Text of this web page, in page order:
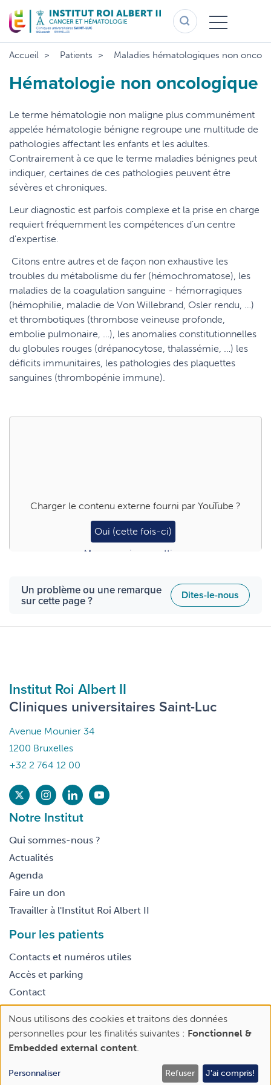
au
contenu
principal
Rendez-vous | 2e avis Faire un don
Accueil Patients Maladies hématologiques non
Hématologie non oncologique
Le terme hématologie non maligne plus communément
appelée hématologie bénigne regroupe une multitude de
pathologies affectant les enfants et les adultes.
Contrairement à ce que le terme maladies bénignes peut
indiquer, certaines de ces pathologies peuvent être
sévères et chroniques.
Leur diagnostic est parfois complexe et la prise en charge
requiert fréquemment les compétences d'un centre
d'expertise.
Citons entre autres et de façon non exhaustive les
troubles du métabolisme du fer (hémochromatose), les
maladies de la coagulation sanguine - hémorragiques
(hémophilie, maladie de Von Willebrand, Osler rendu, …)
et thrombotiques (thrombose veineuse profonde,
embolie pulmonaire, …), les anomalies constitutionnelles
du globules rouges (drépanocytose, thalassémie, …) les
déficits immunitaires, les pathologies des plaquettes
sanguines (thrombopénie immune).
Charger le contenu externe fourni par YouTube ?
Oui (cette fois-ci)
Manage privacy settings
Un problème ou une remarque
sur cette page ? Dites-le-nous
Institut Roi Albert II
Cliniques universitaires Saint-Luc
Avenue Mounier 34
1200 Bruxelles
+32 2 764 12 00
Notre Institut
Qui sommes-nous ?
Actualités
Agenda
Faire un don
Travailler à l'Institut Roi Albert II
Pour les patients
Contacts et numéros utiles
Accès et parking
Contact
Footer
legal
Conditions générales d’utilisation
Use
of
personal
data
and
Nous utilisons des cookies et traitons des données
personnelles pour les finalités suivantes : Fonctionnel &
Embedded external content.
Personnaliser Refuser J'ai compris!